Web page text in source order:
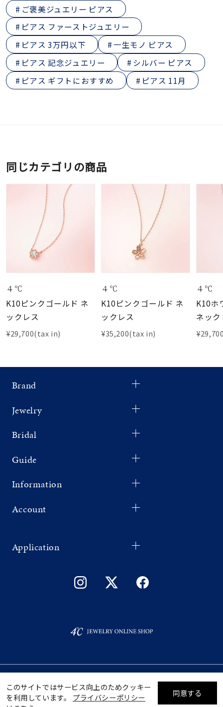
ご褒美ジュエリー ピアス
ピアス ファーストジュエリー
ピアス 3万円以下
一生モノ ピアス
ピアス 記念ジュエリー
シルバー ピアス
ピアス ギフトにおすすめ
ピアス 11月
同じカテゴリの商品
４℃
K10ピンクゴールド ネ
ックレス
¥29,700(tax in)
４℃
K10ピンクゴールド ネ
ックレス
¥35,200(tax in)
４℃
K10ホ
ネッ
Brand
Jewelry
Bridal
Guide
Information
Account
Application
このサイトではサービス向上のためクッキー
を利用しています。 プライバシーポリシー
同意する